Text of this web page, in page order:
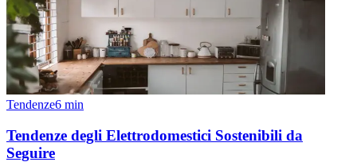
Tendenze6 min
Tendenze degli Elettrodomestici Sostenibili da
Seguire